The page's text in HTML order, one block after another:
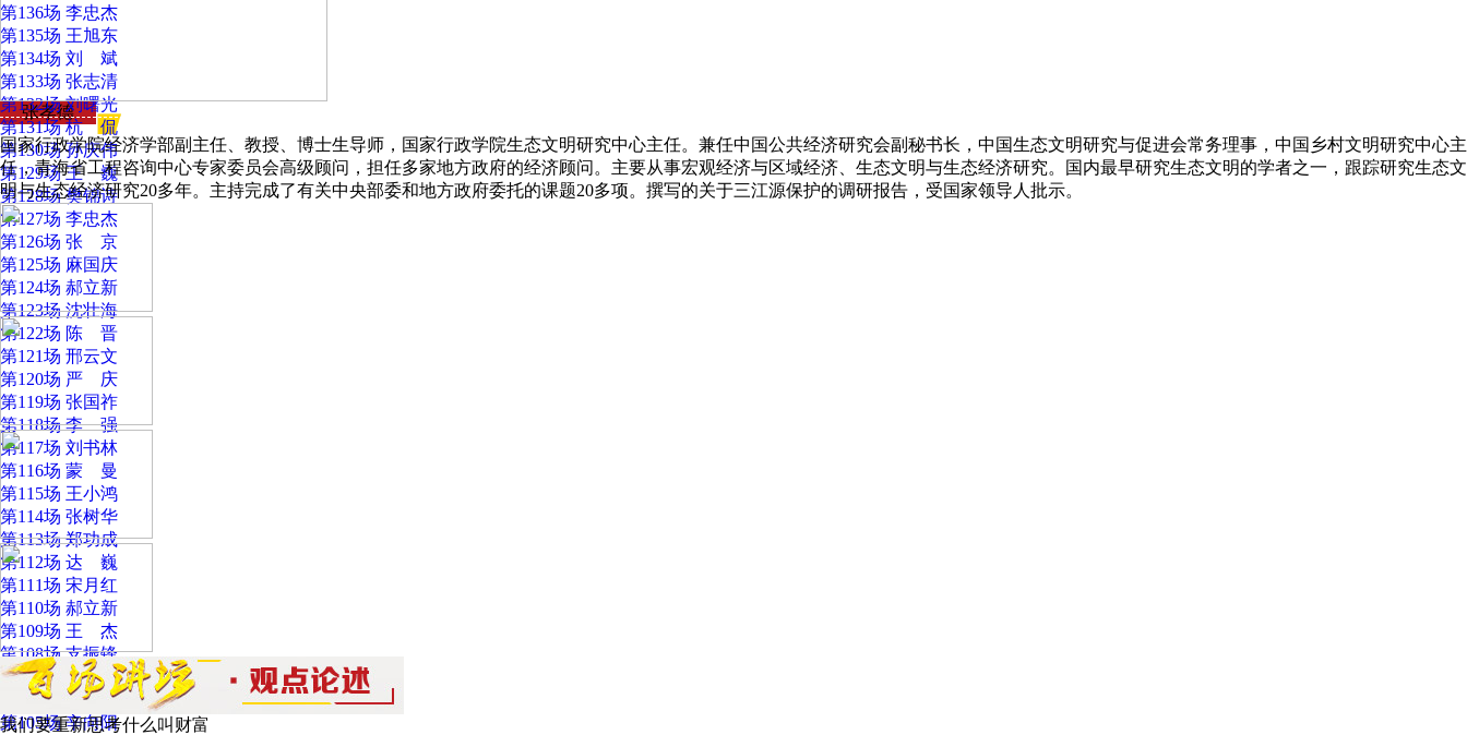
第136场 李忠杰
第135场 王旭东
第134场 刘 斌
第133场 张志清
第132场 刘曙光
第131场 杭 侃
第130场 孙庆伟
第129场 王 巍
第128场 樊锦诗
第127场 李忠杰
第126场 张 京
第125场 麻国庆
第124场 郝立新
第123场 沈壮海
第122场 陈 晋
第121场 邢云文
第120场 严 庆
第119场 张国祚
第118场 李 强
第117场 刘书林
第116场 蒙 曼
第115场 王小鸿
第114场 张树华
第113场 郑功成
第112场 达 巍
第111场 宋月红
第110场 郝立新
第109场 王 杰
第108场 支振锋
第107场 龚 云
第106场 陶 克
第105场 辛向阳
张孝德
国家行政学院经济学部副主任、教授、博士生导师，国家行政学院生态文明研究中心主任。兼任中国公共经济研究会副秘书长，中国生态文明研究与促进会常务理事，中国乡村文明研究中心主
任，青海省工程咨询中心专家委员会高级顾问，担任多家地方政府的经济顾问。主要从事宏观经济与区域经济、生态文明与生态经济研究。国内最早研究生态文明的学者之一，跟踪研究生态文
明与生态经济研究20多年。主持完成了有关中央部委和地方政府委托的课题20多项。撰写的关于三江源保护的调研报告，受国家领导人批示。
我们要重新思考什么叫财富